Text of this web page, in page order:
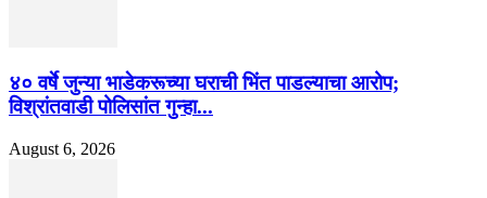
४० वर्षे जुन्या भाडेकरूच्या घराची भिंत पाडल्याचा आरोप;
विश्रांतवाडी पोलिसांत गुन्हा...
August 6, 2026